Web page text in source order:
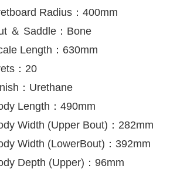
Radius：400mm
＆ Saddle：Bone
Length：630mm
：20
：Urethane
Length：490mm
Width (Upper Bout)：282mm
Width (LowerBout)：392mm
Depth (Upper)：96mm